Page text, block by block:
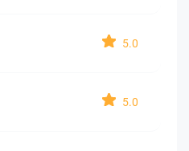
5.0
5.0